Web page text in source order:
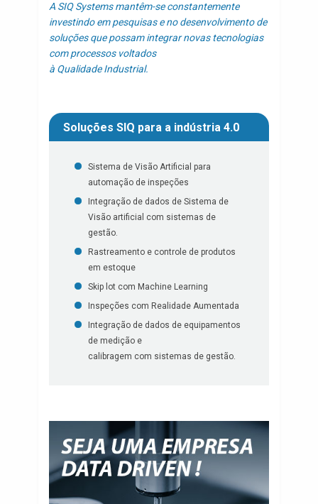
A SIQ Systems mantêm-se constantemente
investindo em pesquisas e no desenvolvimento de
soluções que possam integrar novas tecnologias
com processos voltados
à Qualidade Industrial.
Soluções SIQ para a indústria 4.0
Sistema de Visão Artificial para
automação de inspeções
Integração de dados de Sistema de
Visão artificial com sistemas de
gestão.
Rastreamento e controle de produtos
em estoque
Skip lot com Machine Learning
Inspeções com Realidade Aumentada
Integração de dados de equipamentos
de medição e
calibragem com sistemas de gestão.